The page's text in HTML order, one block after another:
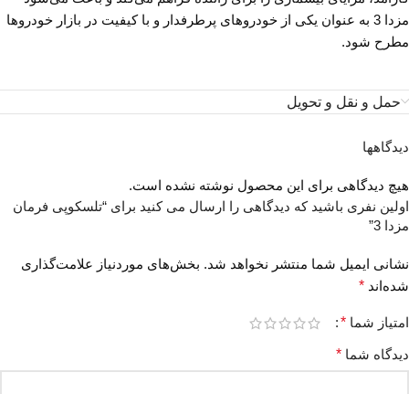
مزدا 3 به عنوان یکی از خودروهای پرطرفدار و با کیفیت در بازار خودروها
مطرح شود.
حمل و نقل و تحویل
دیدگاهها
هیچ دیدگاهی برای این محصول نوشته نشده است.
اولین نفری باشید که دیدگاهی را ارسال می کنید برای “تلسکوپی فرمان
مزدا 3”
نشانی ایمیل شما منتشر نخواهد شد. بخش‌های موردنیاز علامت‌گذاری
شده‌اند *
امتیاز شما *
دیدگاه شما *